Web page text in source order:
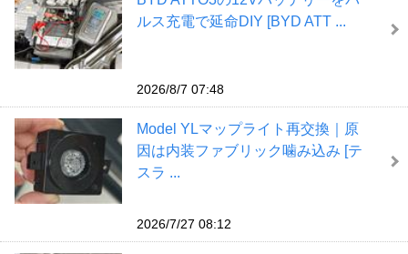
ルス充電で延命DIY [BYD ATT ...
2026/8/7 07:48
Model YLマップライト再交換｜原
因は内装ファブリック噛み込み [テ
スラ ...
2026/7/27 08:12